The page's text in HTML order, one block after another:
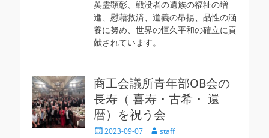
英霊顕彰、戦没者の遺族の福祉の増
進、慰藉救済、道義の昂揚、品性の涵
養に努め、世界の恒久平和の確立に貢
献されています。
商工会議所青年部OB会の
長寿（ 喜寿・古希・ 還
暦）を祝う会
投 2023-09-07
投 staff